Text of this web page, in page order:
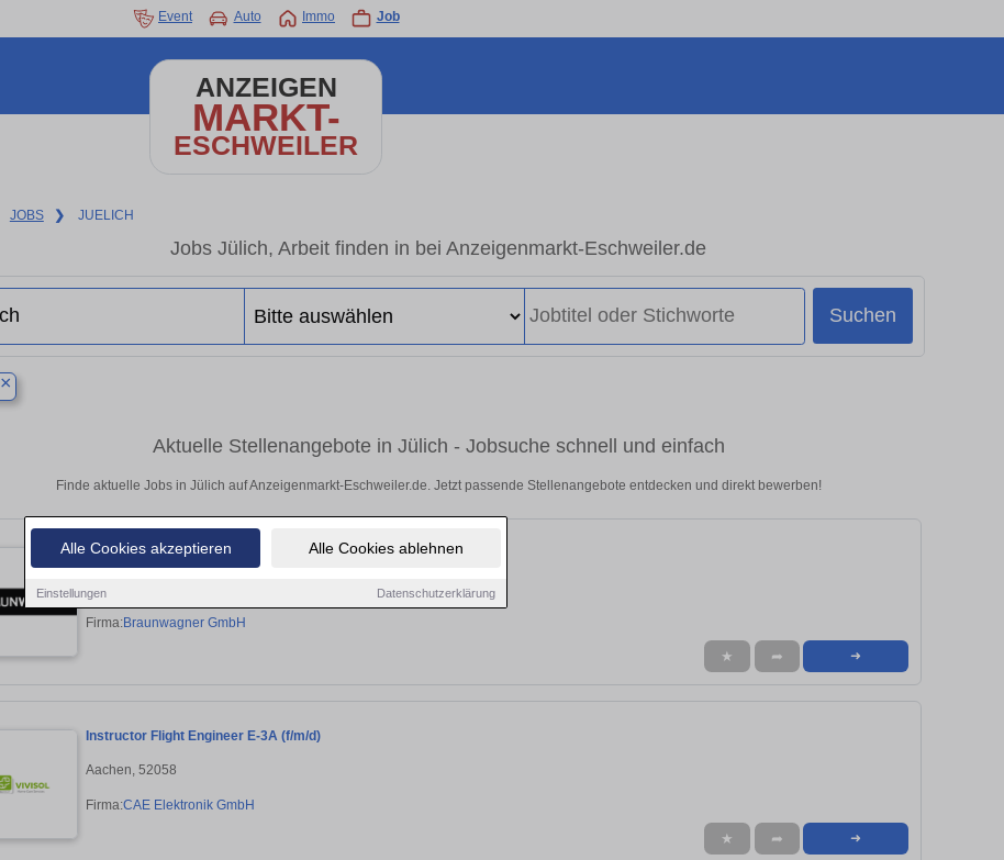
Alle Cookies akzeptieren Alle Cookies ablehnen
Einstellungen Datenschutzerklärung
Event Auto Immo Job
ANZEIGEN
MARKT-
ESCHWEILER
JOBS ❯ JUELICH
Jobs Jülich, Arbeit finden in bei Anzeigenmarkt-Eschweiler.de
Suchen
×
Aktuelle Stellenangebote in Jülich - Jobsuche schnell und einfach
Finde aktuelle Jobs in Jülich auf Anzeigenmarkt-Eschweiler.de. Jetzt passende Stellenangebote entdecken und direkt bewerben!
PROJECT MANAGER/IN MESSEN / BRAND EXPERIENCE
Firma:Braunwagner GmbH
★ ➦ ➜
Instructor Flight Engineer E-3A (f/m/d)
Aachen, 52058
Firma:CAE Elektronik GmbH
★ ➦ ➜